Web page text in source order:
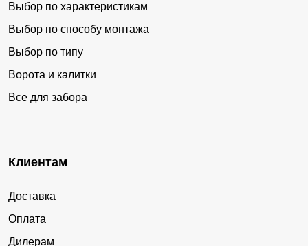
Выбор по характеристикам
Выбор по способу монтажа
Выбор по типу
Ворота и калитки
Все для забора
Клиентам
Доставка
Оплата
Дилерам